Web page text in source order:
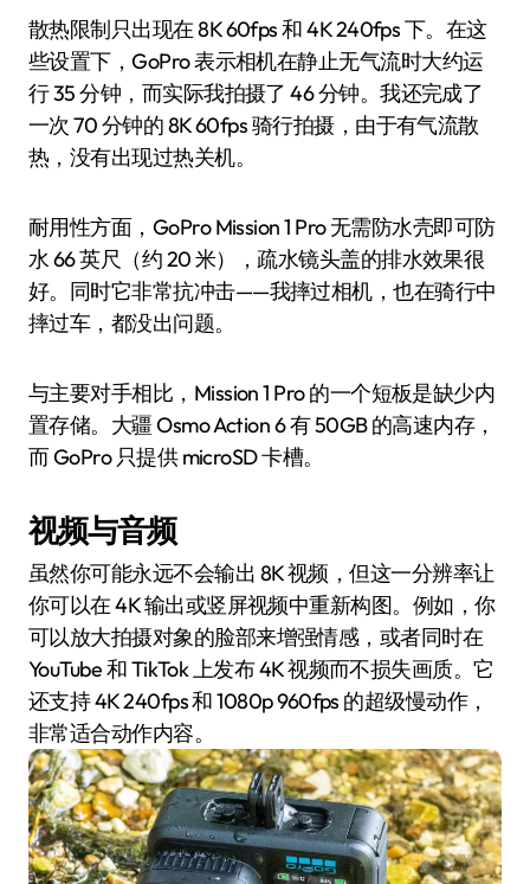
散热限制只出现在 8K 60fps 和 4K 240fps 下。在这
些设置下，GoPro 表示相机在静止无气流时大约运
行 35 分钟，而实际我拍摄了 46 分钟。我还完成了
一次 70 分钟的 8K 60fps 骑行拍摄，由于有气流散
热，没有出现过热关机。
耐用性方面，GoPro Mission 1 Pro 无需防水壳即可防
水 66 英尺（约 20 米），疏水镜头盖的排水效果很
好。同时它非常抗冲击——我摔过相机，也在骑行中
摔过车，都没出问题。
与主要对手相比，Mission 1 Pro 的一个短板是缺少内
置存储。大疆 Osmo Action 6 有 50GB 的高速内存，
而 GoPro 只提供 microSD 卡槽。
视频与音频
虽然你可能永远不会输出 8K 视频，但这一分辨率让
你可以在 4K 输出或竖屏视频中重新构图。例如，你
可以放大拍摄对象的脸部来增强情感，或者同时在
YouTube 和 TikTok 上发布 4K 视频而不损失画质。它
还支持 4K 240fps 和 1080p 960fps 的超级慢动作，
非常适合动作内容。